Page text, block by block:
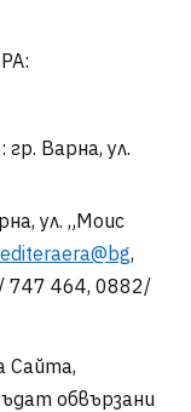
Варна, ул.
ул. „Моис
,
747 464, 0882/
Сайта,
обвързани